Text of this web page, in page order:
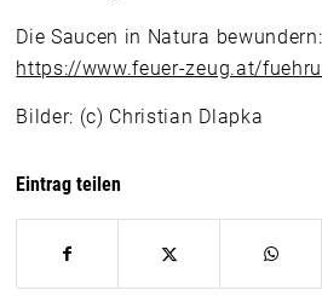
Die Saucen in Natura bewundern:
https://www.feuer-zeug.at/
Bilder: (c) Christian Dlapka
Eintrag teilen